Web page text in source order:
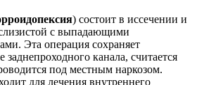
) состоит в иссечении и
с выпадающими
Эта операция сохраняет
заднепроходного канала, считается
под местным наркозом.
для лечения внутреннего